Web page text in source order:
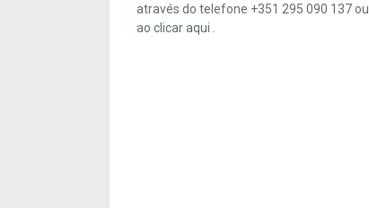
através do telefone +351 295 090 137 ou
ao clicaraqui